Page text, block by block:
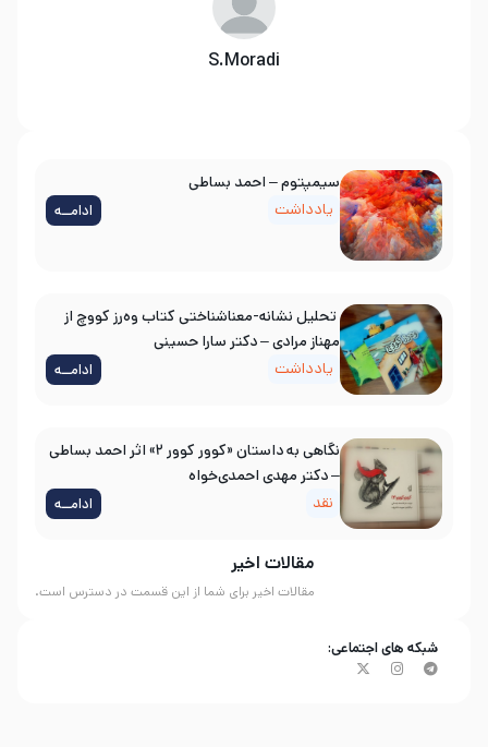
S.Moradi
مقالات اخیر
مقالات اخیر برای شما از این قسمت در دسترس است.
سیمپتوم – احمد بساطی
یادداشت
ادامــه
تحلیل نشانه-معناشناختی کتاب وه‌رز کووچ از
مهناز مرادی – دکتر سارا حسینی
یادداشت
ادامــه
نگاهی به داستان «کوور کوور ۲» اثر احمد بساطی
– دکتر مهدی احمدی‌خواه
نقد
ادامــه
شبکه های اجتماعی: